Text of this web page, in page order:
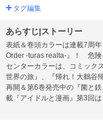
タグ編集
あらすじ|ストーリー
表紙＆巻頭カラーは連載7周
Order -turas realta-』！ 危険
センターカラーは、コミック
世界の旅』、『帰れ！大鶴
再開＆第6巻発売中の『菌と
載『アイドルと漫画』第3回
迫鈴と為永幸音が登場！ セ